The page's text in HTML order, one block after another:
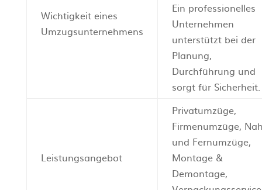
Wichtigkeit eines
Umzugsunternehmens
Ein professionelles
Unternehmen
unterstützt bei der
Planung,
Durchführung und
sorgt für Sicherheit.
Leistungsangebot
Privatumzüge,
Firmenumzüge,
und Fernumzüge,
Montage &
Demontage,